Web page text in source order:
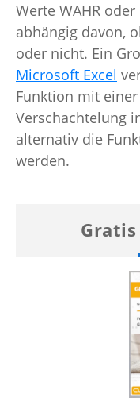
Werte WAHR oder
abhängig davon,
oder nicht. Ein
Microsoft Excel
Funktion mit
Verschachtelung
alternativ die
werden.